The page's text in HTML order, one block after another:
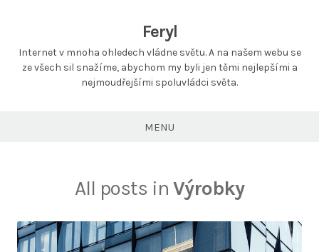
Feryl
Internet v mnoha ohledech vládne světu. A na našem webu se
ze všech sil snažíme, abychom my byli jen těmi nejlepšími a
nejmoudřejšími spoluvládci světa.
MENU
All posts in Výrobky